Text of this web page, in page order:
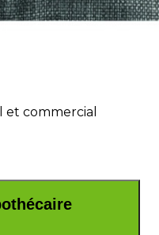
commercial